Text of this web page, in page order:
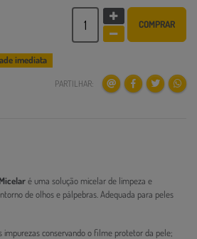
COMPRAR
imediata
PARTILHAR:
é uma solução micelar de limpeza e
de olhos e pálpebras. Adequada para peles
impurezas conservando o filme protetor da pele;